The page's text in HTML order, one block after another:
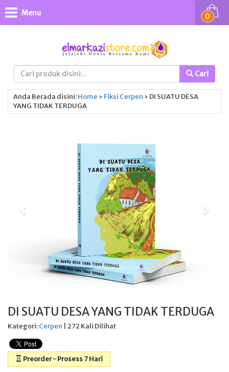
Cari
0
Menu
Anda Berada disini:Home › Fiksi Cerpen › DI SUATU DESA
YANG TIDAK TERDUGA
DI SUATU DESA YANG TIDAK TERDUGA
Kategori:Cerpen | 272 Kali Dilihat
Preorder - Prosess 7 Hari